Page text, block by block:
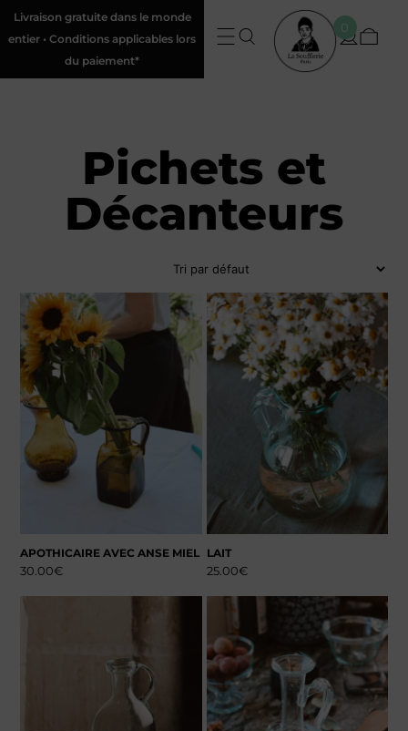
Livraison gratuite dans le monde
entier • Conditions applicables lors
du paiement*
0
Pichets et
Décanteurs
APOTHICAIRE AVEC ANSE MIEL
30.00€
LAIT
25.00€